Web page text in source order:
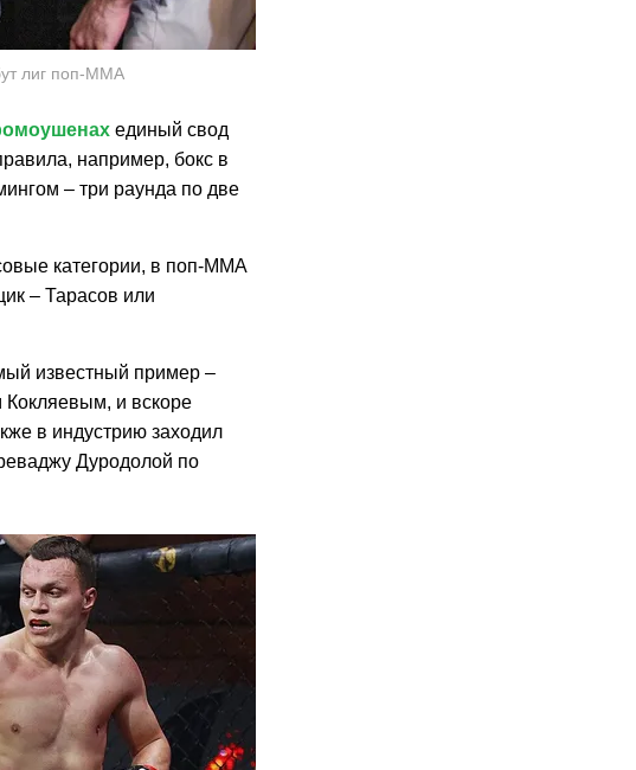
лиг поп-MMA
единый свод
например, бокс в
– три раунда по две
категории, в поп-ММА
– Тарасов или
известный пример –
Кокляевым, и вскоре
в индустрию заходил
Дуродолой по